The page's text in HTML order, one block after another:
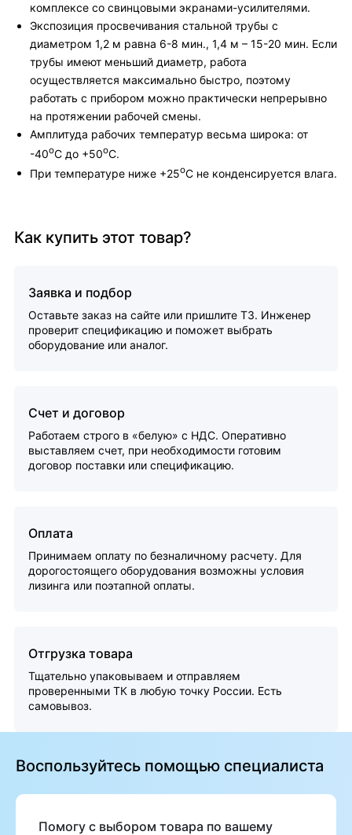
комплексе со свинцовыми экранами-усилителями.
Экспозиция просвечивания стальной трубы с
диаметром 1,2 м равна 6-8 мин., 1,4 м – 15-20 мин. Если
трубы имеют меньший диаметр, работа
осуществляется максимально быстро, поэтому
работать с прибором можно практически непрерывно
на протяжении рабочей смены.
Амплитуда рабочих температур весьма широка: от
-40oС до +50oС.
При температуре ниже +25oС не конденсируется влага.
Как купить этот товар?
Заявка и подбор
Оставьте заказ на сайте или пришлите ТЗ. Инженер
проверит спецификацию и поможет выбрать
оборудование или аналог.
Счет и договор
Работаем строго в «белую» с НДС. Оперативно
выставляем счет, при необходимости готовим
договор поставки или спецификацию.
Оплата
Принимаем оплату по безналичному расчету. Для
дорогостоящего оборудования возможны условия
лизинга или поэтапной оплаты.
Отгрузка товара
Тщательно упаковываем и отправляем
проверенными ТК в любую точку России. Есть
самовывоз.
Воспользуйтесь помощью специалиста
Помогу с выбором товара по вашему